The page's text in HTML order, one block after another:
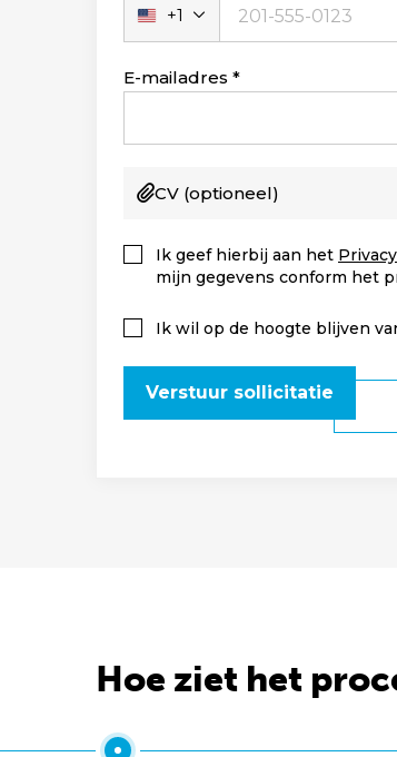
Verenigde
Staten
+1
+1
E-mailadres
CV (optioneel)
Ik geef hierbij aan het
mijn gegevens conform het
Ik wil op de hoogte blijven
Verstuur sollicitatie
Hoe ziet het